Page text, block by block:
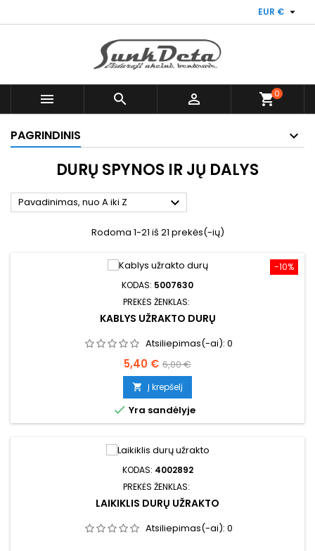
EUR € 
   shopping_cart0
PAGRINDINIS
DURŲ SPYNOS IR JŲ DALYS
Pavadinimas, nuo A iki Z 
Rodoma 1-21 iš 21 prekės(-ių)
−10%
KODAS: 5007630
PREKĖS ŽENKLAS:
KABLYS UŽRAKTO DURŲ
Atsiliepimas(-ai): 0
Kaina
5,40 € Bazinė
kaina
6,00 €
 Į krepšelį
 Yra sandėlyje
KODAS: 4002892
PREKĖS ŽENKLAS:
LAIKIKLIS DURŲ UŽRAKTO
Atsiliepimas(-ai): 0